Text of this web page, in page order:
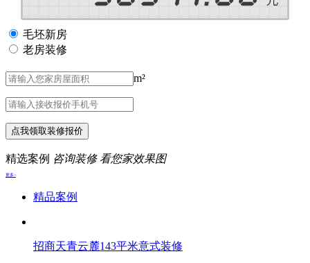
毛坯新房
老房装修
m²
点我领取装修报价
精选案例 咨询装修 看您家效果图
更多>
精品案例
招商天青云麓143平米意式装修